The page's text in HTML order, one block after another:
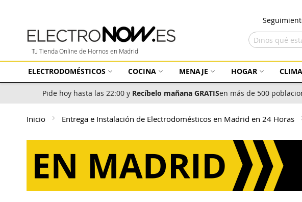
Tu Tienda Online de Hornos en Madrid
ELECTRODOMÉSTICOS COCINA MENAJE HOGAR
Pide hoy hasta las 22:00 y Recíbelo mañana GRATISen más de 500
Inicio Entrega e Instalación de Electrodomésticos en Madrid en 24 Horas